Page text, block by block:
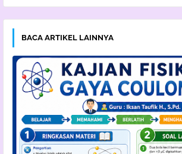
BACA ARTIKEL LAINNYA